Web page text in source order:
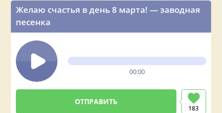
Желаю счастья в день 8 марта! — заводная
песенка
00:00
183